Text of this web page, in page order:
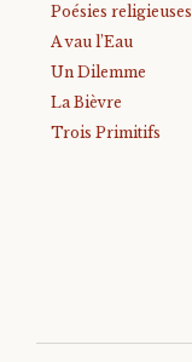
Poésies
A vau l’Eau
Un Dilemme
La Bièvre
Trois Primitifs